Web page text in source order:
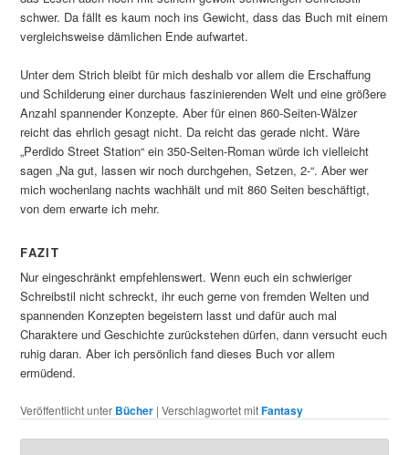
schwer. Da fällt es kaum noch ins Gewicht, dass das Buch mit einem
vergleichsweise dämlichen Ende aufwartet.
Unter dem Strich bleibt für mich deshalb vor allem die Erschaffung
und Schilderung einer durchaus faszinierenden Welt und eine größere
Anzahl spannender Konzepte. Aber für einen 860-Seiten-Wälzer
reicht das ehrlich gesagt nicht. Da reicht das gerade nicht. Wäre
„Perdido Street Station“ ein 350-Seiten-Roman würde ich vielleicht
sagen „Na gut, lassen wir noch durchgehen, Setzen, 2-“. Aber wer
mich wochenlang nachts wachhält und mit 860 Seiten beschäftigt,
von dem erwarte ich mehr.
FAZIT
Nur eingeschränkt empfehlenswert. Wenn euch ein schwieriger
Schreibstil nicht schreckt, ihr euch gerne von fremden Welten und
spannenden Konzepten begeistern lasst und dafür auch mal
Charaktere und Geschichte zurückstehen dürfen, dann versucht euch
ruhig daran. Aber ich persönlich fand dieses Buch vor allem
ermüdend.
Veröffentlicht unter Bücher |Verschlagwortet mitFantasy